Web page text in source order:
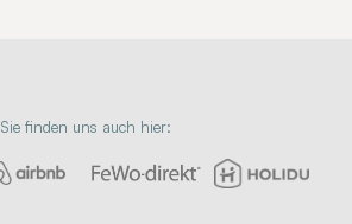
Sie finden uns auch hier: